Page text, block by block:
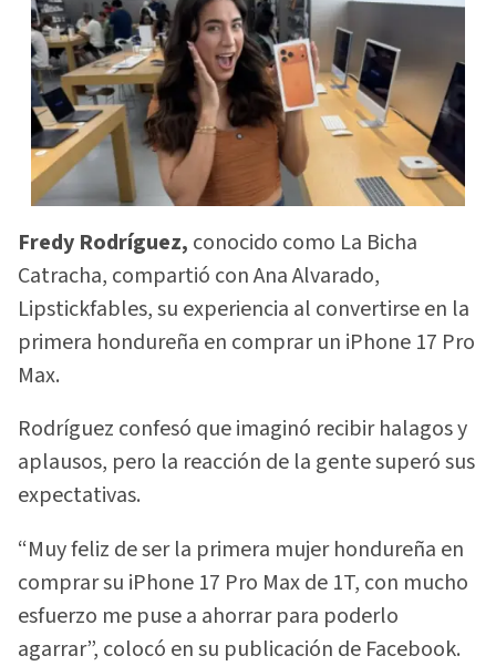
Fredy Rodríguez, conocido como La Bicha
Catracha, compartió con Ana Alvarado,
Lipstickfables, su experiencia al convertirse en la
primera hondureña en comprar un iPhone 17 Pro
Max.
Rodríguez confesó que imaginó recibir halagos y
aplausos, pero la reacción de la gente superó sus
expectativas.
“Muy feliz de ser la primera mujer hondureña en
comprar su iPhone 17 Pro Max de 1T, con mucho
esfuerzo me puse a ahorrar para poderlo
agarrar”, colocó en su publicación de Facebook.